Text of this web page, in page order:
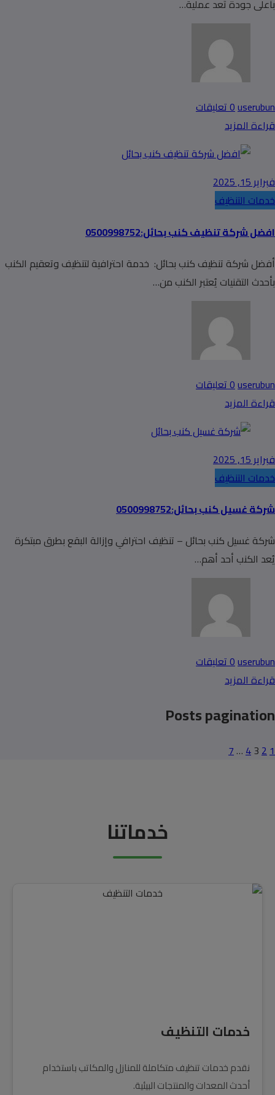
بأعلى جودة تُعد عملية…
userubun0 تعليقات
قراءة المزيد
فبراير 15, 2025
خدمات التنظيف
افضل شركة تنظيف كنب بحائل:0500998752
أفضل شركة تنظيف كنب بحائل: خدمة احترافية لتنظيف وتعقيم الكنب
بأحدث التقنيات يُعتبر الكنب من…
userubun0 تعليقات
قراءة المزيد
فبراير 15, 2025
خدمات التنظيف
شركة غسيل كنب بحائل:0500998752
شركة غسيل كنب بحائل – تنظيف احترافي وإزالة البقع بطرق مبتكرة
يُعد الكنب أحد أهم…
userubun0 تعليقات
قراءة المزيد
Posts pagination
1
2
3
4
…
7
خدماتنا
خدمات التنظيف
نقدم خدمات تنظيف متكاملة للمنازل والمكاتب باستخدام
أحدث المعدات والمنتجات البيئية.